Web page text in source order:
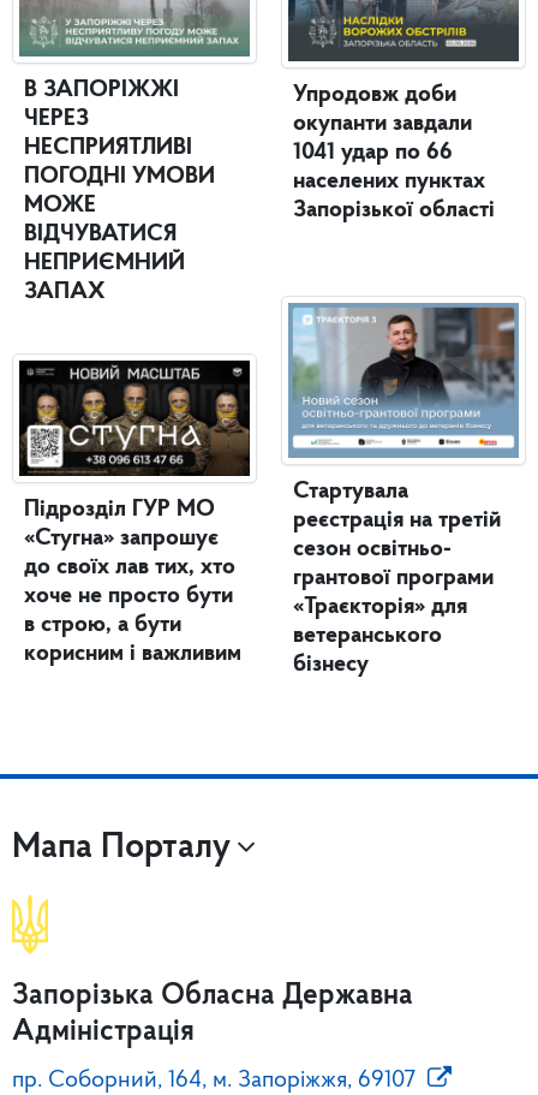
В ЗАПОРІЖЖІ
ЧЕРЕЗ
НЕСПРИЯТЛИВІ
ПОГОДНІ УМОВИ
МОЖЕ
ВІДЧУВАТИСЯ
НЕПРИЄМНИЙ
ЗАПАХ
Підрозділ ГУР МО
«Стугна» запрошує
до своїх лав тих, хто
хоче не просто бути
в строю, а бути
корисним і важливим
Упродовж доби
окупанти завдали
1041 удар по 66
населених пунктах
Запорізької області
Стартувала
реєстрація на третій
сезон освітньо-
грантової програми
«Траєкторія» для
ветеранського
бізнесу
Мапа Порталу
Запорізька Обласна Державна
Адміністрація
пр. Соборний, 164, м. Запоріжжя, 69107